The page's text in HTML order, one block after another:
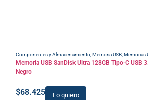
Componentes y Almacenamiento, Memoria USB, Memorias
Memoria USB SanDisk Ultra 128GB Tipo-C USB
Negro
$68.425 Lo quiero